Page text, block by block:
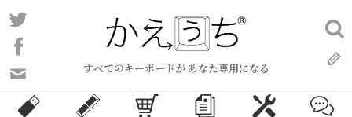
コ
ン
ン
ツ
すべてのキーボードが あなた専用になる
い
合
検
索: